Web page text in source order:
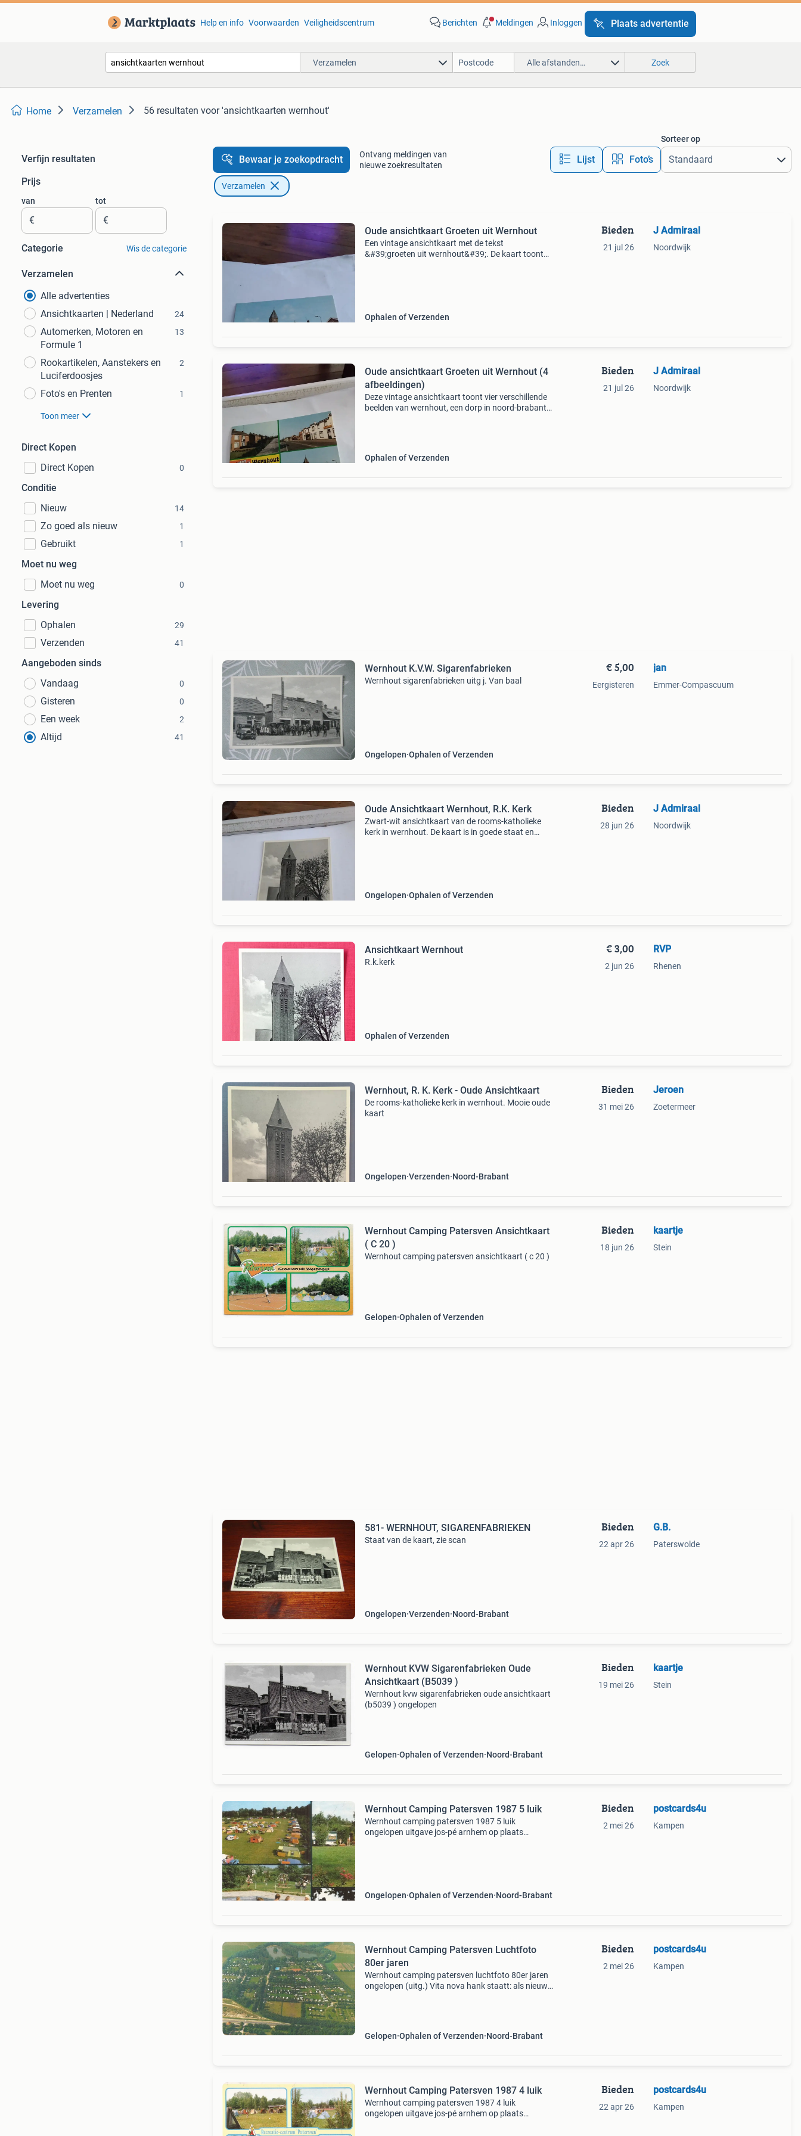
Help en info Voorwaarden Veiligheidscentrum Berichten Meldingen Inloggen Plaats advertentie
Verzamelen Alle afstanden… Zoek
Home Verzamelen 56 resultaten voor 'ansichtkaarten wernhout'
Verfijn resultaten
Prijs
van
€
tot
€
Categorie Wis de categorie
Verzamelen
Alle advertenties
Ansichtkaarten | Nederland
24
Automerken, Motoren en
Formule 1
13
Rookartikelen, Aanstekers en
Luciferdoosjes
2
Foto's en Prenten 1
Toon meer
Direct Kopen
Direct Kopen
0
Conditie
Nieuw
14
Zo goed als nieuw 1
Gebruikt 1
Moet nu weg
Moet nu weg
0
Levering
Ophalen
29
Verzenden 41
Aangeboden sinds
Vandaag
0
Gisteren 0
Een week 2
Altijd 41
Bewaar je zoekopdracht
Ontvang meldingen van
nieuwe zoekresultaten
Lijst Foto’s
Sorteer op
Verzamelen
Oude ansichtkaart Groeten uit Wernhout
Een vintage ansichtkaart met de tekst
&#39;groeten uit wernhout&#39;. De kaart toont
Ophalen of Verzenden
Bieden
21 jul 26
J Admiraal
Noordwijk
Oude ansichtkaart Groeten uit Wernhout (4
afbeeldingen)
Deze vintage ansichtkaart toont vier verschillende
beelden van wernhout, een dorp in noord-brabant.
Ophalen of Verzenden
Bieden
21 jul 26
J Admiraal
Noordwijk
Wernhout K.V.W. Sigarenfabrieken
Wernhout sigarenfabrieken uitg j. Van baal
Ongelopen Ophalen of Verzenden
€ 5,00
Eergisteren
jan
Emmer-Compascuum
Oude Ansichtkaart Wernhout, R.K. Kerk
Zwart-wit ansichtkaart van de rooms-katholieke
kerk in wernhout. De kaart is in goede staat en
Ongelopen Ophalen of Verzenden
Bieden
28 jun 26
J Admiraal
Noordwijk
Ansichtkaart Wernhout
R.k.kerk
Ophalen of Verzenden
€ 3,00
2 jun 26
RVP
Rhenen
Wernhout, R. K. Kerk - Oude Ansichtkaart
De rooms-katholieke kerk in wernhout. Mooie oude
kaart
Ongelopen Verzenden Noord-Brabant
Bieden
31 mei 26
Jeroen
Zoetermeer
Wernhout Camping Patersven Ansichtkaart
( C 20 )
Wernhout camping patersven ansichtkaart ( c 20 )
Gelopen Ophalen of Verzenden
Bieden
18 jun 26
kaartje
Stein
581- WERNHOUT, SIGARENFABRIEKEN
Staat van de kaart, zie scan
Ongelopen Verzenden Noord-Brabant
Bieden
22 apr 26
G.B.
Paterswolde
Wernhout KVW Sigarenfabrieken Oude
Ansichtkaart (B5039 )
Wernhout kvw sigarenfabrieken oude ansichtkaart
(b5039 ) ongelopen
Gelopen Ophalen of Verzenden Noord-Brabant
Bieden
19 mei 26
kaartje
Stein
Wernhout Camping Patersven 1987 5 luik
Wernhout camping patersven 1987 5 luik
ongelopen uitgave jos-pé arnhem op plaats
Ongelopen Ophalen of Verzenden Noord-Brabant
Bieden
2 mei 26
postcards4u
Kampen
Wernhout Camping Patersven Luchtfoto
80er jaren
Wernhout camping patersven luchtfoto 80er jaren
ongelopen (uitg.) Vita nova hank staatt: als nieuw
Gelopen Ophalen of Verzenden Noord-Brabant
Bieden
2 mei 26
postcards4u
Kampen
Wernhout Camping Patersven 1987 4 luik
Wernhout camping patersven 1987 4 luik
ongelopen uitgave jos-pé arnhem op plaats
Bieden
22 apr 26
postcards4u
Kampen